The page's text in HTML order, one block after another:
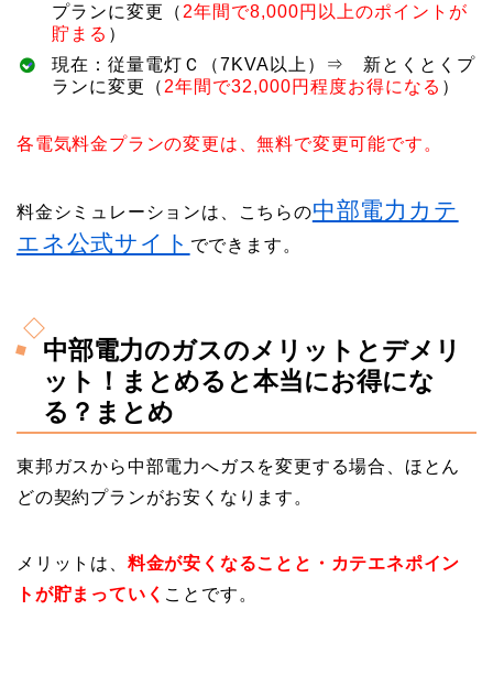
プランに変更（ 2年間で8,000円以上のポイントが
貯まる ）
現在：従量電灯Ｃ（7KVA以上）⇒ 新とくとくプ
ランに変更（ 2年間で32,000円程度お得になる ）
各電気料金プランの変更は、無料で変更可能です。
料金シミュレーションは、こちらの中部電力カテ
エネ公式サイト でできます。
中部電力のガスのメリットとデメリ
ット！まとめると本当にお得にな
る？まとめ
東邦ガスから中部電力へガスを変更する場合、ほとん
どの契約プランがお安くなります。
メリットは、 料金が安くなることと・カテエネポイン
トが貯まっていく ことです。